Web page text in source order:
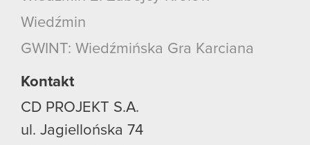
Wiedźmin
GWINT: Wiedźmińska Gra Karciana
Kontakt
CD PROJEKT S.A.
ul. Jagiellońska 74